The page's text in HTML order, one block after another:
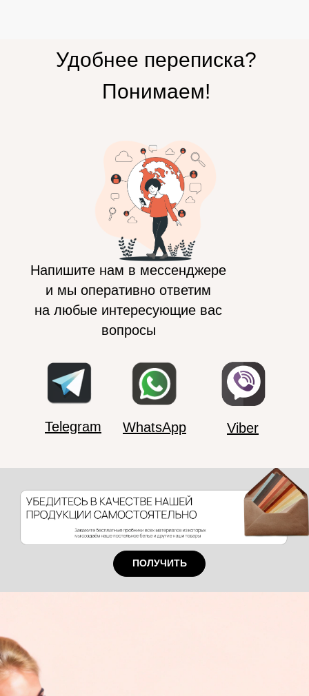
Напишите нам в мессенджере
и мы оперативно ответим
на любые интересующие вас
вопросы
Удобнее переписка?
Понимаем!
Telegram WhatsApp Viber
ПОЛУЧИТЬ